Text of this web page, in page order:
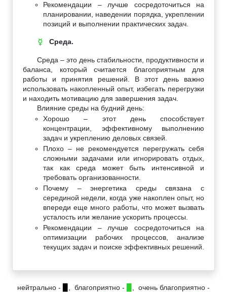
Рекомендации – лучше сосредоточиться на
планировании, наведении порядка, укреплении
позиций и выполнении практических задач.
☿ Среда.
Среда – это день стабильности, продуктивности и
баланса, который считается благоприятным для
работы и принятия решений. В этот день важно
использовать накопленный опыт, избегать перегрузки
и находить мотивацию для завершения задач.
Влияние среды на будний день:
Хорошо – этот день способствует
концентрации, эффективному выполнению
задач и укреплению деловых связей.
Плохо – не рекомендуется перегружать себя
сложными задачами или игнорировать отдых,
так как среда может быть интенсивной и
требовать организованности.
Почему – энергетика среды связана с
серединой недели, когда уже накоплен опыт, но
впереди еще много работы, что может вызвать
усталость или желание ускорить процессы.
Рекомендации – лучше сосредоточиться на
оптимизации рабочих процессов, анализе
текущих задач и поиске эффективных решений.
нейтрально - , благоприятно -
, очень благоприятно -